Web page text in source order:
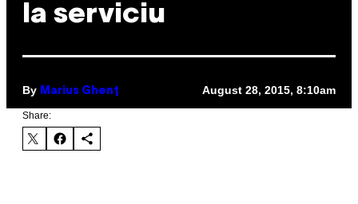
la serviciu
By Marius Ghenț August 28, 2015, 8:10am
Share: